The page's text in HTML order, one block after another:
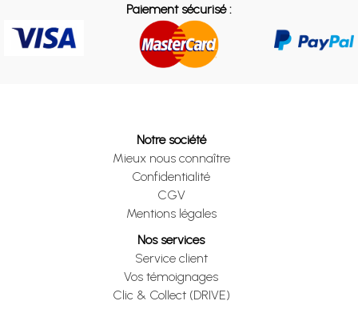
Paiement sécurisé :
Notre société
Mieux nous connaître
Confidentialité
CGV
Mentions légales
Nos services
Service client
Vos témoignages
Clic & Collect (DRIVE)